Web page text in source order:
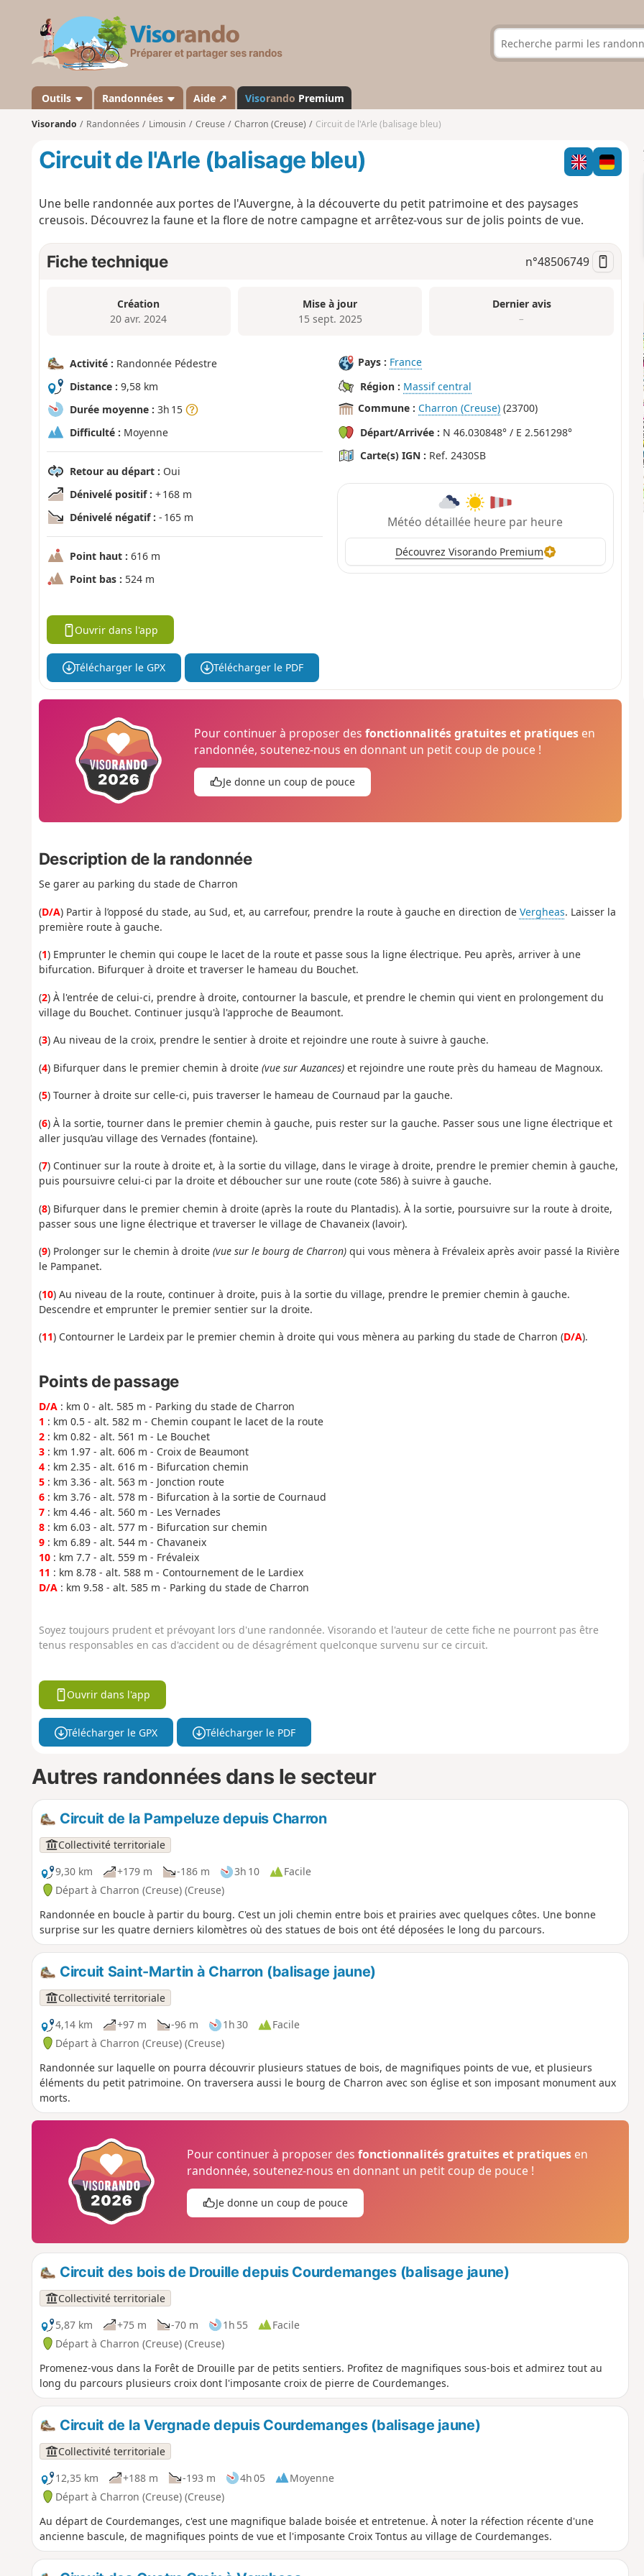
s
a
n
d
Outils Randonnées Aide ↗ Visorando Premium
Visorando Randonnées Limousin Creuse Charron (Creuse) Circuit de l'Arle (balisage bleu)
Circuit de l'Arle (balisage bleu)
Une belle randonnée aux portes de l'Auvergne, à la découverte du petit patrimoine et des paysages
creusois. Découvrez la faune et la flore de notre campagne et arrêtez-vous sur de jolis points de vue.
Fiche technique n°48506749
Création
20 avr. 2024
Mise à jour
15 sept. 2025
Dernier avis
–
Activité : Randonnée Pédestre
Distance : 9,58 km
Durée moyenne : 3h 15
Difficulté : Moyenne
Retour au départ : Oui
Dénivelé positif : + 168 m
Dénivelé négatif : - 165 m
Point haut : 616 m
Point bas : 524 m
Pays : France
Région : Massif central
Commune : Charron (Creuse) (23700)
Départ/Arrivée : N 46.030848° / E 2.561298°
Carte(s) IGN : Ref. 2430SB
Météo détaillée heure par heure
Découvrez Visorando Premium
Ouvrir dans l'app
Télécharger le GPX Télécharger le PDF
Pour continuer à proposer desfonctionnalités gratuites et pratiques en
randonnée, soutenez-nous en donnant un petit coup de pouce !
Je donne un coup de pouce
Description de la randonnée
Se garer au parking du stade de Charron
(D/A) Partir à l’opposé du stade, au Sud, et, au carrefour, prendre la route à gauche en direction de Vergheas. Laisser la
première route à gauche.
(1) Emprunterle chemin qui coupe le lacet de la route et passe sous la ligne électrique. Peu après, arriver à une
bifurcation. Bifurquer à droite et traverser le hameau du Bouchet.
(2) Àl'entrée de celui-ci, prendre à droite, contourner la bascule, et prendre le chemin qui vient en prolongement du
village du Bouchet. Continuer jusqu'à l'approche de Beaumont.
(3) Au niveau de la croix, prendre le sentier à droite et rejoindre une route à suivre à gauche.
(4) Bifurquer dans le premier chemin à droite (vue sur Auzances) et rejoindre une route près du hameau de Magnoux.
(5) Tourner à droite sur celle-ci, puis traverser le hameau de Cournaud par la gauche.
(6) Àla sortie, tourner dans le premier chemin à gauche, puis rester sur la gauche. Passer sous une ligne électrique et
aller jusqu’au village des Vernades (fontaine).
(7) Continuer sur la route à droite et, à la sortie du village, dans le virage à droite, prendre le premier chemin à gauche,
puis poursuivre celui-ci par la droite et déboucher sur une route (cote 586) à suivre à gauche.
(8) Bifurquer dans le premier chemin à droite (après la route du Plantadis). À la sortie, poursuivre sur la route à droite,
passer sous une ligne électrique et traverser le village de Chavaneix (lavoir).
(9) Prolonger sur le chemin à droite(vue sur le bourg de Charron)qui vous mènera à Frévaleix après avoir passé la Rivière
le Pampanet.
(10) Au niveau de la route, continuer à droite, puis à la sortie du village, prendre le premier chemin à gauche.
Descendre et emprunter le premier sentier sur la droite.
(11) Contourner le Lardeix par le premier chemin à droite qui vous mènera au parking du stade de Charron (D/A).
Points de passage
D/A: km 0 - alt. 585 m - Parking du stade de Charron
1 : km 0.5 - alt. 582 m - Chemin coupant le lacet de la route
2: km 0.82 - alt. 561 m - Le Bouchet
3: km 1.97 - alt. 606 m - Croix de Beaumont
4: km 2.35 - alt. 616 m - Bifurcation chemin
5: km 3.36 - alt. 563 m - Jonction route
6: km 3.76 - alt. 578 m - Bifurcation à la sortie de Cournaud
7: km 4.46 - alt. 560 m - Les Vernades
8: km 6.03 - alt. 577 m - Bifurcation sur chemin
9: km 6.89 - alt. 544 m - Chavaneix
10: km 7.7 - alt. 559 m - Frévaleix
11 : km 8.78 - alt. 588 m - Contournement de le Lardiex
D/A: km 9.58 - alt. 585 m - Parking du stade de Charron
Soyez toujours prudent et prévoyant lors d'une randonnée. Visorando et l'auteur de cette fiche ne pourront pas être
tenus responsables en cas d'accident ou de désagrément quelconque survenu sur ce circuit.
Ouvrir dans l'app
Télécharger le GPX Télécharger le PDF
Autres randonnées dans le secteur
Circuit de la Pampeluze depuis Charron
Collectivité territoriale
9,30 km
+179 m -186 m 3h 10
Facile
Départ à Charron (Creuse) (Creuse)
Randonnée en boucle à partir du bourg. C'est un joli chemin entre bois et prairies avec quelques côtes. Une bonne
surprise sur les quatre derniers kilomètres où des statues de bois ont été déposées le long du parcours.
Circuit Saint-Martin à Charron (balisage jaune)
Collectivité territoriale
4,14 km
+97 m -96 m 1h 30
Facile
Départ à Charron (Creuse) (Creuse)
Randonnée sur laquelle on pourra découvrir plusieurs statues de bois, de magnifiques points de vue, et plusieurs
éléments du petit patrimoine. On traversera aussi le bourg de Charron avec son église et son imposant monument aux
morts.
Pour continuer à proposer desfonctionnalités gratuites et pratiques en
randonnée, soutenez-nous en donnant un petit coup de pouce !
Je donne un coup de pouce
Circuit des bois de Drouille depuis Courdemanges (balisage jaune)
Collectivité territoriale
5,87 km
+75 m -70 m 1h 55
Facile
Départ à Charron (Creuse) (Creuse)
Promenez-vous dans la Forêt de Drouille par de petits sentiers. Profitez de magnifiques sous-bois et admirez tout au
long du parcours plusieurs croix dont l'imposante croix de pierre de Courdemanges.
Circuit de la Vergnade depuis Courdemanges (balisage jaune)
Collectivité territoriale
12,35 km
+188 m -193 m 4h 05
Moyenne
Départ à Charron (Creuse) (Creuse)
Au départ de Courdemanges, c'est une magnifique balade boisée et entretenue. À noter la réfection récente d'une
ancienne bascule, de magnifiques points de vue et l'imposante Croix Tontus au village de Courdemanges.